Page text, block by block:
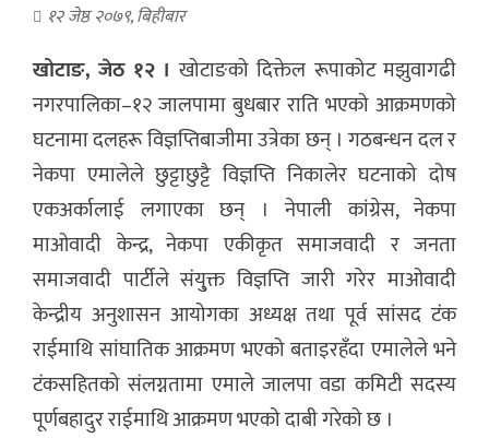
१२ जेष्ठ २०७९, बिहीबार
खोटाङ, जेठ १२ । खोटाङको दिक्तेल रूपाकोट मझुवागढी
नगरपालिका–१२ जालपामा बुधबार राति भएको आक्रमणको
घटनामा दलहरू विज्ञप्तिबाजीमा उत्रेका छन् । गठबन्धन दल र
नेकपा एमालेले छुट्टाछुट्टै विज्ञप्ति निकालेर घटनाको दोष
एकअर्कालाई लगाएका छन् । नेपाली कांग्रेस, नेकपा
माओवादी केन्द्र, नेकपा एकीकृत समाजवादी र जनता
समाजवादी पार्टीले संयु्क्त विज्ञप्ति जारी गरेर माओवादी
केन्द्रीय अनुशासन आयोगका अध्यक्ष तथा पूर्व सांसद टंक
राईमाथि सांघातिक आक्रमण भएको बताइरहँदा एमालेले भने
टंकसहितको संलग्नतामा एमाले जालपा वडा कमिटी सदस्य
पूर्णबहादुर राईमाथि आक्रमण भएको दाबी गरेको छ ।